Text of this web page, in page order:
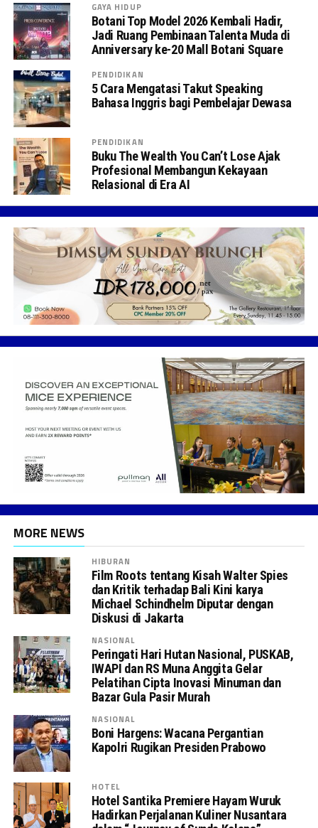
GAYA HIDUP
Botani Top Model 2026 Kembali Hadir,
Jadi Ruang Pembinaan Talenta Muda di
Anniversary ke-20 Mall Botani Square
PENDIDIKAN
5 Cara Mengatasi Takut Speaking
Bahasa Inggris bagi Pembelajar Dewasa
PENDIDIKAN
Buku The Wealth You Can’t Lose Ajak
Profesional Membangun Kekayaan
Relasional di Era AI
MORE NEWS
HIBURAN
Film Roots tentang Kisah Walter Spies
dan Kritik terhadap Bali Kini karya
Michael Schindhelm Diputar dengan
Diskusi di Jakarta
NASIONAL
Peringati Hari Hutan Nasional, PUSKAB,
IWAPI dan RS Muna Anggita Gelar
Pelatihan Cipta Inovasi Minuman dan
Bazar Gula Pasir Murah
NASIONAL
Boni Hargens: Wacana Pergantian
Kapolri Rugikan Presiden Prabowo
HOTEL
Hotel Santika Premiere Hayam Wuruk
Hadirkan Perjalanan Kuliner Nusantara